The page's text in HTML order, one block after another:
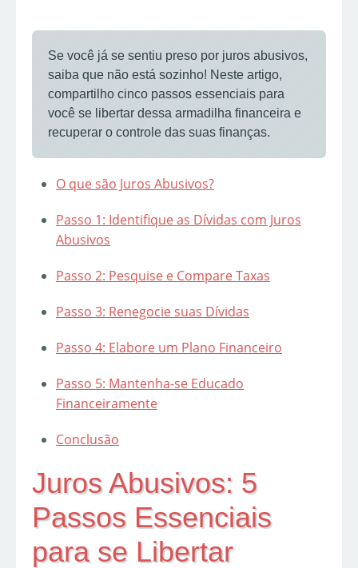
Se você já se sentiu preso por juros abusivos,
saiba que não está sozinho! Neste artigo,
compartilho cinco passos essenciais para
você se libertar dessa armadilha financeira e
recuperar o controle das suas finanças.
O que são Juros Abusivos?
Passo 1: Identifique as Dívidas com Juros
Abusivos
Passo 2: Pesquise e Compare Taxas
Passo 3: Renegocie suas Dívidas
Passo 4: Elabore um Plano Financeiro
Passo 5: Mantenha-se Educado
Financeiramente
Conclusão
Juros Abusivos: 5
Passos Essenciais
para se Libertar